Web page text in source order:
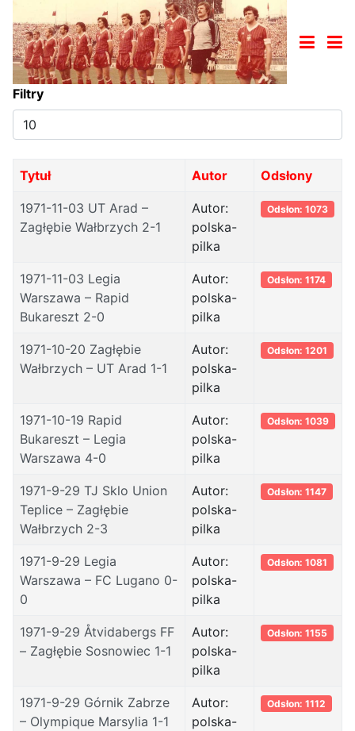
Filtry
Pokaż
#
Tytuł Autor Odsłony
1971-11-03 UT Arad –
Zagłębie Wałbrzych 2-1
Autor:
polska-
pilka
Odsłon: 1073
1971-11-03 Legia
Warszawa – Rapid
Bukareszt 2-0
Autor:
polska-
pilka
Odsłon: 1174
1971-10-20 Zagłębie
Wałbrzych – UT Arad 1-1
Autor:
polska-
pilka
Odsłon: 1201
1971-10-19 Rapid
Bukareszt – Legia
Warszawa 4-0
Autor:
polska-
pilka
Odsłon: 1039
1971-9-29 TJ Sklo Union
Teplice – Zagłębie
Wałbrzych 2-3
Autor:
polska-
pilka
Odsłon: 1147
1971-9-29 Legia
Warszawa – FC Lugano 0-
0
Autor:
polska-
pilka
Odsłon: 1081
1971-9-29 Åtvidabergs FF
– Zagłębie Sosnowiec 1-1
Autor:
polska-
pilka
Odsłon: 1155
1971-9-29 Górnik Zabrze
– Olympique Marsylia 1-1
Autor:
polska-
Odsłon: 1112